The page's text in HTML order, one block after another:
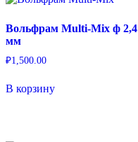
Вольфрам Multi-Mix ф 2,4
мм
₽1,500.00
В корзину